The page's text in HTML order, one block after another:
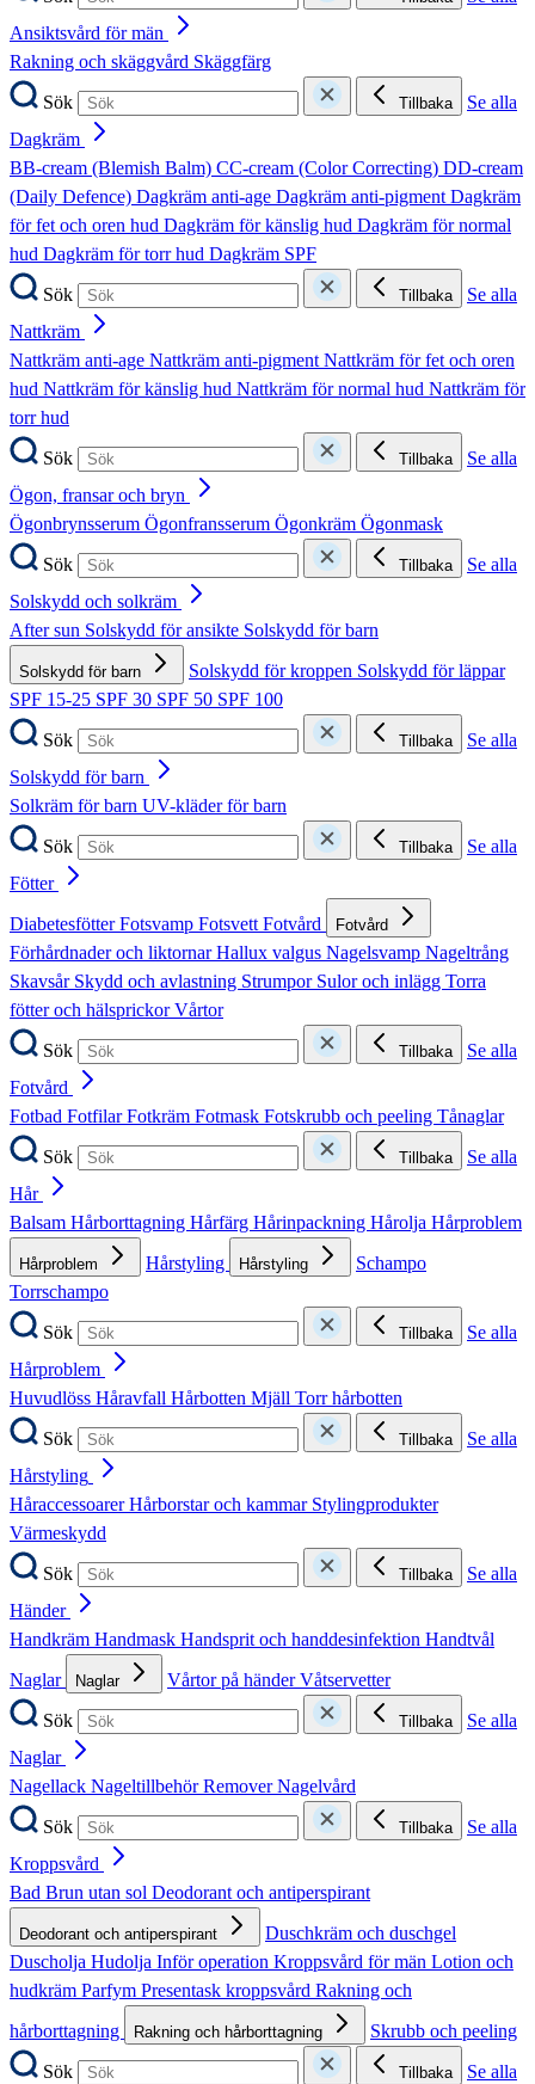
Ansiktsvård för män
Rakning och skäggvård Skäggfärg
Sök
Tillbaka
Se alla
Dagkräm
BB-cream (Blemish Balm) CC-cream (Color Correcting) DD-cream
(Daily Defence) Dagkräm anti-age Dagkräm anti-pigmentDagkräm
för fet och oren hud Dagkräm för känslig hud Dagkräm för normal
hud Dagkräm för torr hud Dagkräm SPF
Sök
Tillbaka
Se alla
Nattkräm
Nattkräm anti-age Nattkräm anti-pigmentNattkräm för fet och oren
hud Nattkräm för känslig hud Nattkräm för normal hud Nattkräm för
torr hud
Sök
Tillbaka
Se alla
Ögon, fransar och bryn
Ögonbrynsserum Ögonfransserum Ögonkräm Ögonmask
Sök
Tillbaka
Se alla
Solskydd och solkräm
After sun Solskydd för ansikte Solskydd för barn
Solskydd för barn Solskydd för kroppen Solskydd för läppar
SPF 15-25 SPF 30 SPF 50 SPF 100
Sök
Tillbaka
Se alla
Solskydd för barn
Solkräm för barn UV-kläder för barn
Sök
Tillbaka
Se alla
Fötter
DiabetesfötterFotsvamp FotsvettFotvård Fotvård
Förhårdnader och liktornarHallux valgus Nagelsvamp Nageltrång
Skavsår Skydd och avlastning Strumpor Sulor och inlägg Torra
fötter och hälsprickorVårtor
Sök
Tillbaka
Se alla
Fotvård
Fotbad FotfilarFotkräm Fotmask Fotskrubb och peeling Tånaglar
Sök
Tillbaka
Se alla
Hår
Balsam Hårborttagning Hårfärg Hårinpackning Hårolja Hårproblem
Hårproblem Hårstyling Hårstyling
Schampo
Torrschampo
Sök
Tillbaka
Se alla
Hårproblem
Huvudlöss Håravfall Hårbotten Mjäll Torr hårbotten
Sök
Tillbaka
Se alla
Hårstyling
HåraccessoarerHårborstar och kammar Stylingprodukter
Värmeskydd
Sök
Tillbaka
Se alla
Händer
Handkräm Handmask Handsprit och handdesinfektion Handtvål
Naglar
Naglar Vårtor på händerVåtservetter
Sök
Tillbaka
Se alla
Naglar
Nagellack NageltillbehörRemoverNagelvård
Sök
Tillbaka
Se alla
Kroppsvård
Bad Brun utan sol Deodorant och antiperspirant
Deodorant och antiperspirant
Duschkräm och duschgel
Duscholja Hudolja Inför operation Kroppsvård för män Lotion och
hudkräm Parfym Presentask kroppsvård Rakning och
hårborttagning
Rakning och hårborttagning
Skrubb och peeling
Sök
Tillbaka
Se alla